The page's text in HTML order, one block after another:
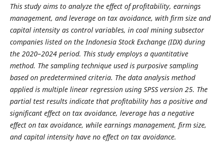
This study aims to analyze the effect of profitability, earnings
management, and leverage on tax avoidance, with firm size and
capital intensity as control variables, in coal mining subsector
companies listed on the Indonesia Stock Exchange (IDX) during
the 2020–2024 period. This study employs a quantitative
method. The sampling technique used is purposive sampling
based on predetermined criteria. The data analysis method
applied is multiple linear regression using SPSS version 25. The
partial test results indicate that profitability has a positive and
significant effect on tax avoidance, leverage has a negative
effect on tax avoidance, while earnings management, firm size,
and capital intensity have no effect on tax avoidance.